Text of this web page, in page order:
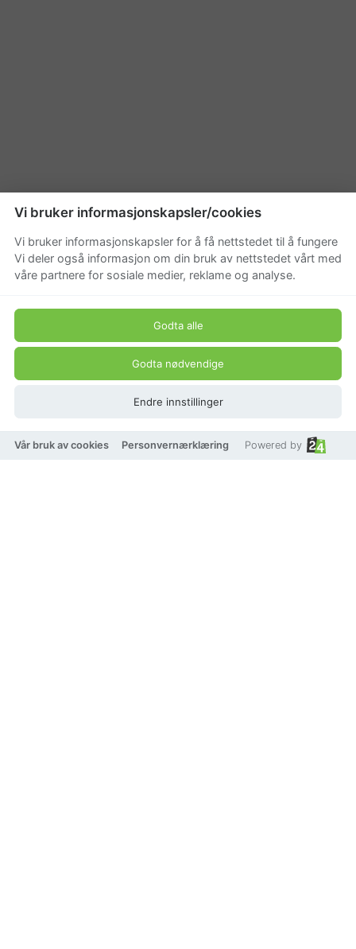
Vi bruker informasjonskapsler/cookies
Vi bruker informasjonskapsler for å få nettstedet til å fungere
Vi deler også informasjon om din bruk av nettstedet vårt med
våre partnere for sosiale medier, reklame og analyse.
Godta alle
Godta nødvendige
Endre innstillinger
Vår bruk av cookies Personvernærklæring Powered by